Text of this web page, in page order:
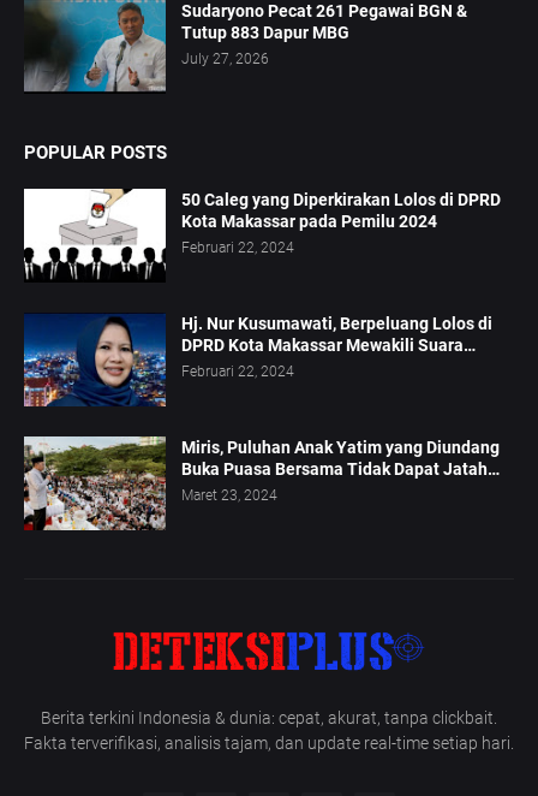
Sudaryono Pecat 261 Pegawai BGN &
Tutup 883 Dapur MBG
July 27, 2026
POPULAR POSTS
50 Caleg yang Diperkirakan Lolos di DPRD
Kota Makassar pada Pemilu 2024
Februari 22, 2024
Hj. Nur Kusumawati, Berpeluang Lolos di
DPRD Kota Makassar Mewakili Suara
Perempuan Dapil 2
Februari 22, 2024
Miris, Puluhan Anak Yatim yang Diundang
Buka Puasa Bersama Tidak Dapat Jatah
Makan dan Infaq
Maret 23, 2024
Berita terkini Indonesia & dunia: cepat, akurat, tanpa clickbait.
Fakta terverifikasi, analisis tajam, dan update real-time setiap hari.